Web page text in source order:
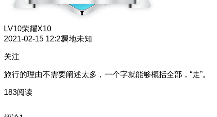
LV10荣耀X10
2021-02-15 12:23属地未知
关注
旅行的理由不需要阐述太多，一个字就能够概括全部，“走”。
183阅读